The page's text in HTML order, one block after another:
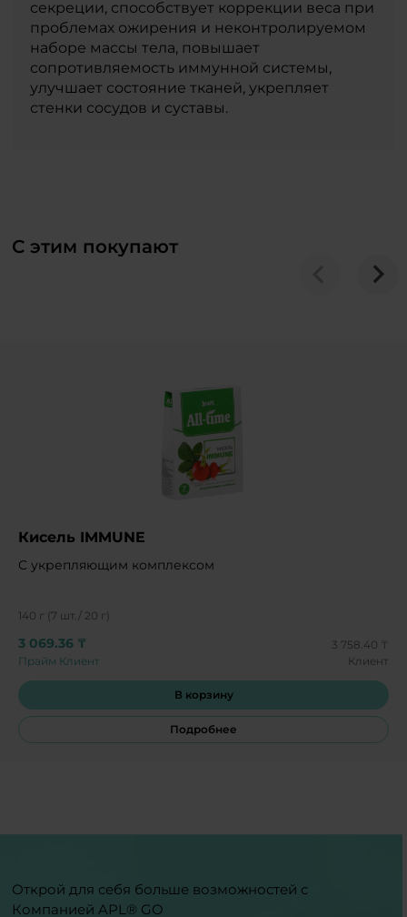
секреции, способствует коррекции веса при
проблемах ожирения и неконтролируемом
наборе массы тела, повышает
сопротивляемость иммунной системы,
улучшает состояние тканей, укрепляет
стенки сосудов и суставы.
С этим покупают
Кисель IMMUNE
С укрепляющим комплексом
140 г (7 шт./ 20 г)
3 069.36 ₸
Прайм Клиент
3 758.40 ₸
Клиент
В корзину
Подробнее
Открой для себя больше возможностей с
Компанией APL® GO